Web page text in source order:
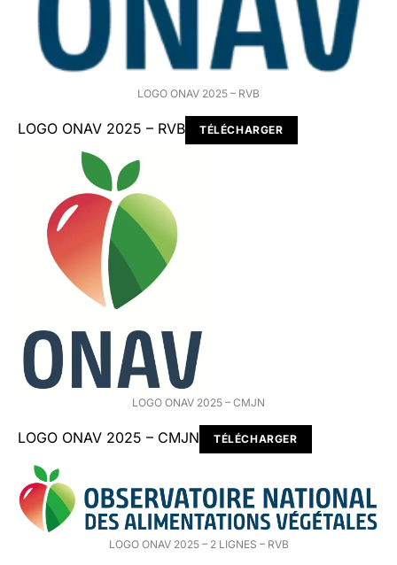
LOGO ONAV 2025 – RVB
LOGO ONAV 2025 – RVB TÉLÉCHARGER
LOGO ONAV 2025 – CMJN
LOGO ONAV 2025 – CMJN TÉLÉCHARGER
LOGO ONAV 2025 – 2 LIGNES – RVB